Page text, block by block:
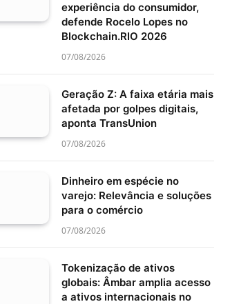
experiência do consumidor,
defende Rocelo Lopes no
Blockchain.RIO 2026
07/08/2026
Geração Z: A faixa etária mais
afetada por golpes digitais,
aponta TransUnion
07/08/2026
Dinheiro em espécie no
varejo: Relevância e soluções
para o comércio
07/08/2026
Tokenização de ativos
globais: Âmbar amplia acesso
a ativos internacionais no